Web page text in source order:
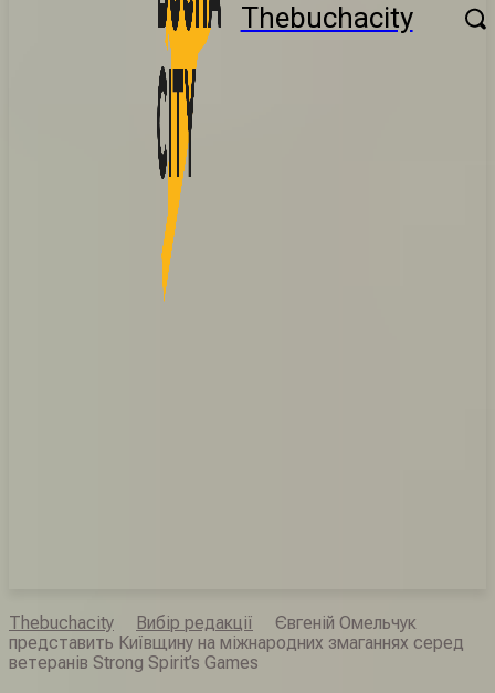
Thebuchacity
Thebuchacity Вибір редакції
Євгеній Омельчук
представить Київщину на міжнародних змаганнях серед
ветеранів Strong Spirit’s Games